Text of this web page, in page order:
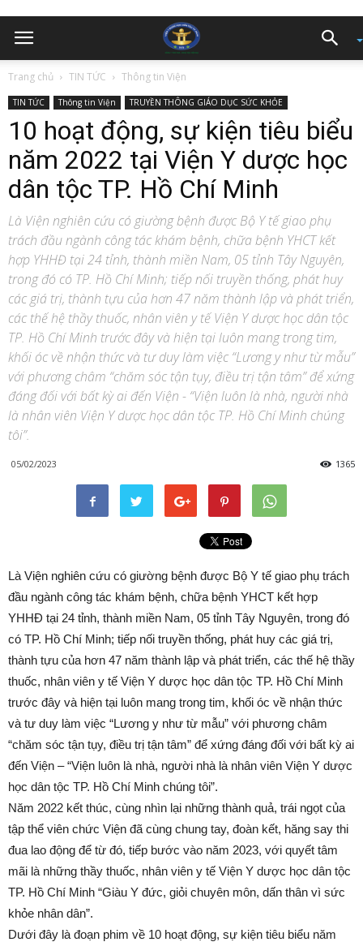
Trang chủ TIN TỨC Thông tin Viện
TIN TỨC Thông tin Viện TRUYỀN THÔNG GIÁO DỤC SỨC KHỎE
10 hoạt động, sự kiện tiêu biểu
năm 2022 tại Viện Y dược học
dân tộc TP. Hồ Chí Minh
Là Viện nghiên cứu có giường bệnh được Bộ Y tế giao phụ
trách đầu ngành công tác khám bệnh, chữa bệnh YHCT kết
hợp YHHĐ tại 24 tỉnh, thành miền Nam, 05 tỉnh Tây Nguyên,
trong đó có TP. Hồ Chí Minh; tiếp nối truyền thống, phát huy
các giá trị, thành tựu của hơn 47 năm thành lập và phát triển,
các thế hệ thầy thuốc, nhân viên y tế Viện Y dược học dân tộc
TP. Hồ Chí Minh trước đây và hiện tại luôn mang trong tim,
khối óc về nhận thức và tư duy làm việc “Lương y như từ mẫu”
với phương châm “chăm sóc tận tụy, điều trị tận tâm” để xứng
đáng đối với bất kỳ ai đến Viện - “Viện luôn là nhà, người nhà
là nhân viên Viện Y dược học dân tộc TP. Hồ Chí Minh chúng
tôi”.
05/02/2023 1365
Là Viện nghiên cứu có giường bệnh được Bộ Y tế giao phụ trách
đầu ngành công tác khám bệnh, chữa bệnh YHCT kết hợp
YHHĐ tại 24 tỉnh, thành miền Nam, 05 tỉnh Tây Nguyên, trong đó
có TP. Hồ Chí Minh; tiếp nối truyền thống, phát huy các giá trị,
thành tựu của hơn 47 năm thành lập và phát triển, các thế hệ thầy
thuốc, nhân viên y tế Viện Y dược học dân tộc TP. Hồ Chí Minh
trước đây và hiện tại luôn mang trong tim, khối óc về nhận thức
và tư duy làm việc “Lương y như từ mẫu” với phương châm
“chăm sóc tận tụy, điều trị tận tâm” để xứng đáng đối với bất kỳ ai
đến Viện – “Viện luôn là nhà, người nhà là nhân viên Viện Y dược
học dân tộc TP. Hồ Chí Minh chúng tôi”.
Năm 2022 kết thúc, cùng nhìn lại những thành quả, trái ngọt của
tập thể viên chức Viện đã cùng chung tay, đoàn kết, hăng say thi
đua lao động để từ đó, tiếp bước vào năm 2023, với quyết tâm
mãi là những thầy thuốc, nhân viên y tế Viện Y dược học dân tộc
TP. Hồ Chí Minh “Giàu Y đức, giỏi chuyên môn, dấn thân vì sức
khỏe nhân dân”.
Dưới đây là đoạn phim về 10 hoạt động, sự kiện tiêu biểu năm